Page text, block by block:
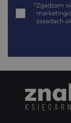
*Zgadzam
zasadach